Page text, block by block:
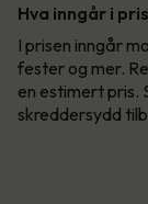
Hva inngår i
I prisen inngår
fester og mer.
en estimert pris.
skreddersydd